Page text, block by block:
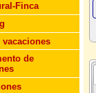
Finca
vacaciones
de